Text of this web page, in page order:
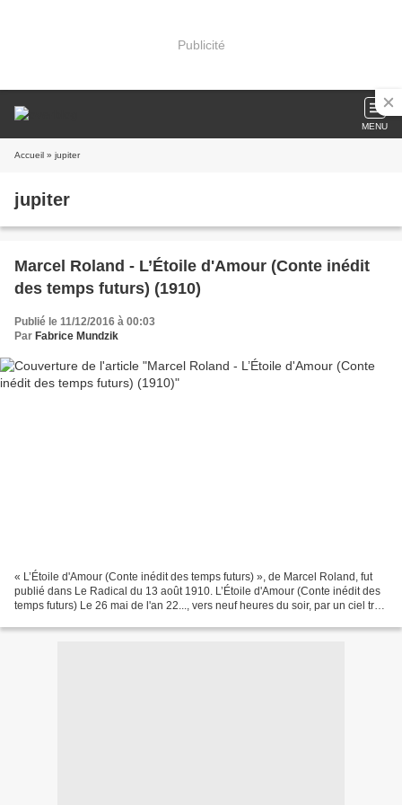
Publicité
MENU
Accueil » jupiter
jupiter
Marcel Roland - L’Étoile d'Amour (Conte inédit
des temps futurs) (1910)
Publié le 11/12/2016 à 00:03
Par Fabrice Mundzik
« L’Étoile d'Amour (Conte inédit des temps futurs) », de Marcel Roland, fut
publié dans Le Radical du 13 août 1910. L’Étoile d'Amour (Conte inédit des
temps futurs) Le 26 mai de l'an 22..., vers neuf heures du soir, par un ciel très